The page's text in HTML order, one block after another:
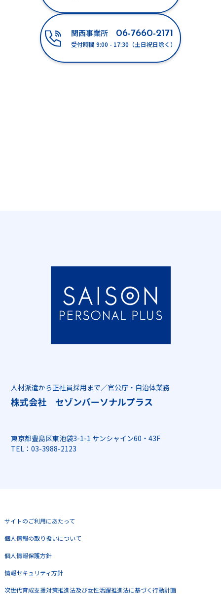
関西事業所 06-7660-2171
受付時間 9:00 - 17:30（土日祝日除く）
人材派遣から正社員採用まで／官公庁・自治体業務
株式会社 セゾンパーソナルプラス
東京都豊島区東池袋3-1-1 サンシャイン60・43F
TEL：03-3988-2123
サイトのご利用にあたって
個人情報の取り扱いについて
個人情報保護方針
情報セキュリティ方針
次世代育成支援対策推進法及び女性活躍推進法に基づく行動計画